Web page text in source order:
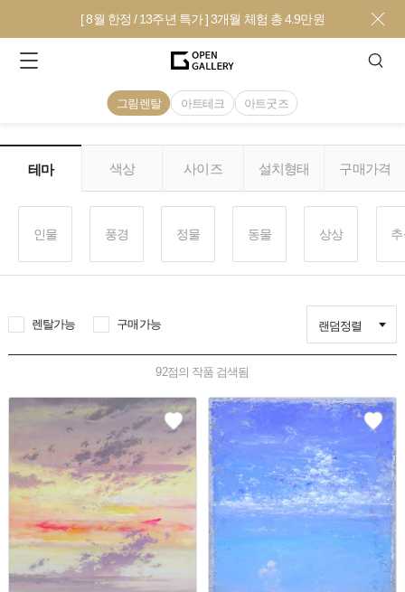
[ 8월 한정 / 13주년 특가 ] 3개월 체험 총 4.9만원
그림렌탈 아트테크 아트굿즈
테마 색상 사이즈 설치형태 구매가격
인물 풍경 정물 동물 상상
렌탈가능 구매가능 랜덤정렬
92점의 작품 검색됨